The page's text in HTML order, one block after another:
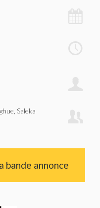
Saleka
bande annonce